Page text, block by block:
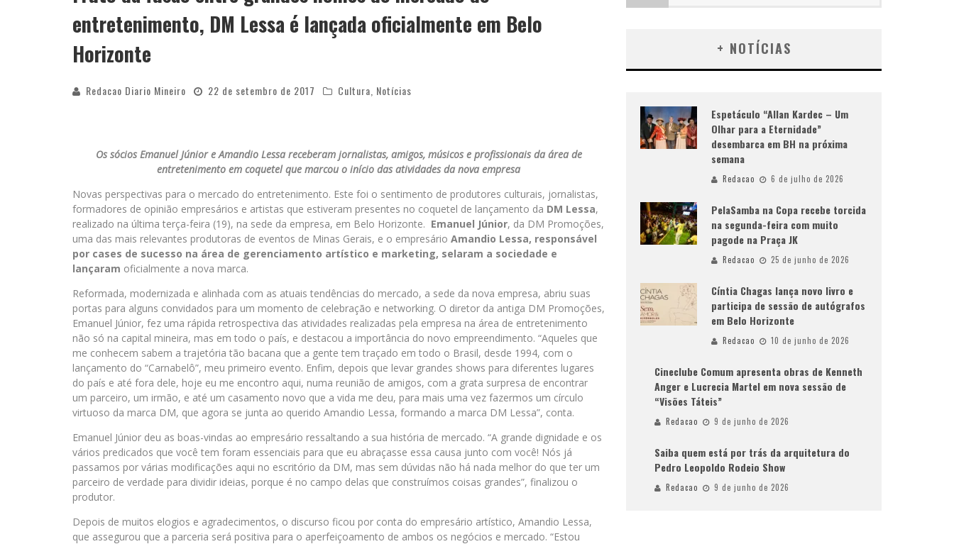
entretenimento, DM Lessa é lançada oficialmente em Belo
Horizonte
Redacao Diario Mineiro 22 de setembro de 2017 Cultura Notícias
Os sócios Emanuel Júnior e Amandio Lessa receberam jornalistas, amigos, músicos e profissionais da área de
entretenimento em coquetel que marcou o início das atividades da nova empresa
Novas perspectivas para o mercado do entretenimento. Este foi o sentimento de produtores culturais, jornalistas,
formadores de opinião empresários e artistas que estiveram presentes no coquetel de lançamento da DM Lessa,
realizado na última terça-feira (19), na sede da empresa, em Belo Horizonte. Emanuel Júnior, da DM Promoções,
uma das mais relevantes produtoras de eventos de Minas Gerais, e o empresário Amandio Lessa, responsável
por cases de sucesso na área de gerenciamento artístico e marketing, selaram a sociedade e
lançaram oficialmente a nova marca.
Reformada, modernizada e alinhada com as atuais tendências do mercado, a sede da nova empresa, abriu suas
portas para alguns convidados para um momento de celebração e networking. O diretor da antiga DM Promoções,
Emanuel Júnior, fez uma rápida retrospectiva das atividades realizadas pela empresa na área de entretenimento
não só na capital mineira, mas em todo o país, e destacou a importância do novo empreendimento. “Aqueles que
me conhecem sabem a trajetória tão bacana que a gente tem traçado em todo o Brasil, desde 1994, com o
lançamento do “Carnabelô”, meu primeiro evento. Enfim, depois que levar grandes shows para diferentes lugares
do país e até fora dele, hoje eu me encontro aqui, numa reunião de amigos, com a grata surpresa de encontrar
um parceiro, um irmão, e até um casamento novo que a vida me deu, para mais uma vez fazermos um círculo
virtuoso da marca DM, que agora se junta ao querido Amandio Lessa, formando a marca DM Lessa”, conta.
Emanuel Júnior deu as boas-vindas ao empresário ressaltando a sua história de mercado. “A grande dignidade e os
vários predicados que você tem foram essenciais para que eu abraçasse essa causa junto com você! Nós já
passamos por várias modificações aqui no escritório da DM, mas sem dúvidas não há nada melhor do que ter um
parceiro de verdade para dividir ideias, porque é no campo delas que construímos coisas grandes”, finalizou o
produtor.
Depois de muitos elogios e agradecimentos, o discurso ficou por conta do empresário artístico, Amandio Lessa,
que assegurou que a parceria será positiva para o aperfeiçoamento de ambos os negócios e mercado. “Estou
+ NOTÍCIAS
Espetáculo “Allan Kardec – Um
Olhar para a Eternidade”
desembarca em BH na próxima
semana
Redacao 6 de julho de 2026
PelaSamba na Copa recebe torcida
na segunda-feira com muito
pagode na Praça JK
Redacao 25 de junho de 2026
Cíntia Chagas lança novo livro e
participa de sessão de autógrafos
em Belo Horizonte
Redacao 10 de junho de 2026
Cineclube Comum apresenta obras de Kenneth
Anger e Lucrecia Martel em nova sessão de
“Visões Táteis”
Redacao 9 de junho de 2026
Saiba quem está por trás da arquitetura do
Pedro Leopoldo Rodeio Show
Redacao 9 de junho de 2026